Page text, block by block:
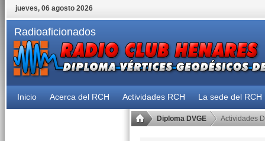
jueves, 06 agosto 2026
Radioaficionados
Inicio Acerca del RCH Actividades RCH La sede del RCH
Diploma DVGE Actividades